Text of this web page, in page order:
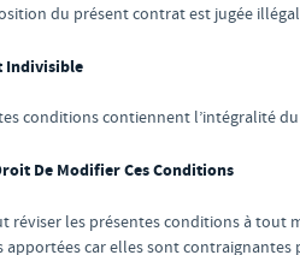
du présent contrat est jugée
Indivisible
conditions contiennent l’intégralité
De Modifier Ces Conditions
réviser les présentes conditions à
apportées car elles sont contraignantes